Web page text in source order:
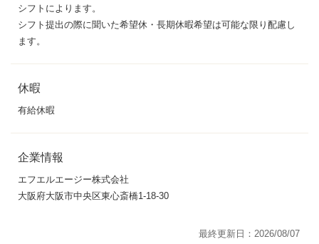
シフトによります。
シフト提出の際に聞いた希望休・長期休暇希望は可能な限り配慮し
ます。
休暇
有給休暇
企業情報
エフエルエージー株式会社
大阪府大阪市中央区東心斎橋1-18-30
最終更新日：2026/08/07